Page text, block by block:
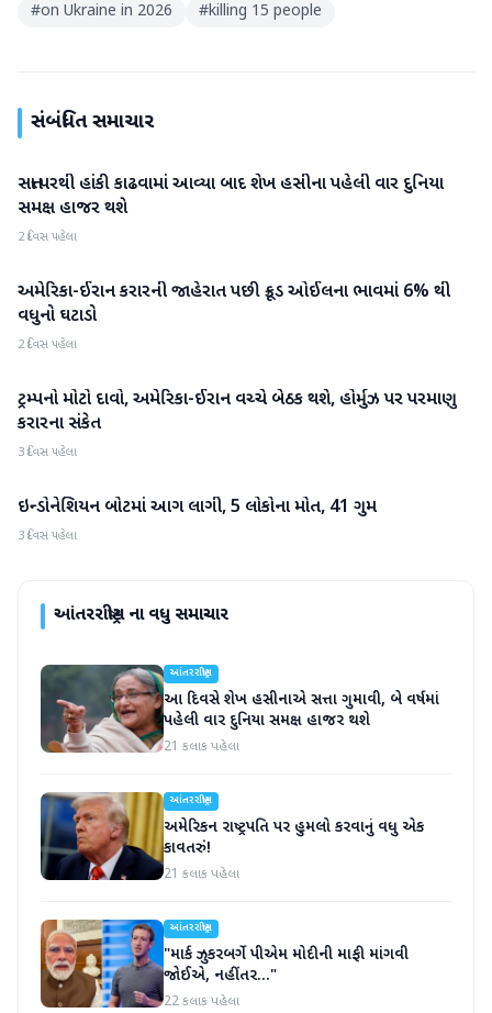
#on Ukraine in 2026 #killing 15 people
સંબંધિત સમાચાર
આંતરરાષ્ટ્રીય
સત્તા પરથી હાંકી કાઢવામાં આવ્યા બાદ શેખ હસીના પહેલી વાર દુનિયા
સમક્ષ હાજર થશે
2 દિવસ પહેલા
આંતરરાષ્ટ્રીય
અમેરિકા-ઈરાન કરારની જાહેરાત પછી ક્રૂડ ઓઈલના ભાવમાં 6% થી
વધુનો ઘટાડો
2 દિવસ પહેલા
આંતરરાષ્ટ્રીય
ટ્રમ્પનો મોટો દાવો, અમેરિકા-ઈરાન વચ્ચે બેઠક થશે, હોર્મુઝ પર પરમાણુ
કરારના સંકેત
3 દિવસ પહેલા
આંતરરાષ્ટ્રીય
ઇન્ડોનેશિયન બોટમાં આગ લાગી, 5 લોકોના મોત, 41 ગુમ
3 દિવસ પહેલા
આંતરરાષ્ટ્રીયના વધુ સમાચાર
આંતરરાષ્ટ્રીય
આ દિવસે શેખ હસીનાએ સત્તા ગુમાવી, બે વર્ષમાં
પહેલી વાર દુનિયા સમક્ષ હાજર થશે
21 કલાક પહેલા
આંતરરાષ્ટ્રીય
અમેરિકન રાષ્ટ્રપતિ પર હુમલો કરવાનું વધુ એક
કાવતરું!
21 કલાક પહેલા
આંતરરાષ્ટ્રીય
"માર્ક ઝુકરબર્ગે પીએમ મોદીની માફી માંગવી
જોઈએ, નહીંતર..."
22 કલાક પહેલા